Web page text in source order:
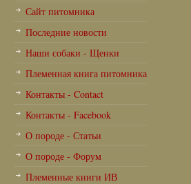
Сайт питомника
Последние новости
Наши собаки - Щенки
Племенная книга питомника
Контакты - Contact
Контакты - Facebook
О породе - Статьи
О породе - Форум
Племенные книги ИВ